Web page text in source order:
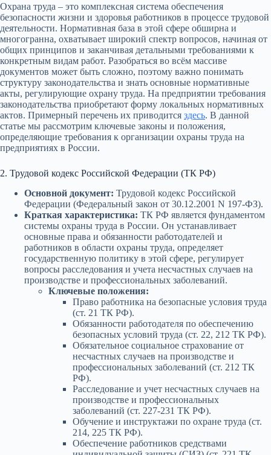
Охрана труда – это комплексная система обеспечения
безопасности жизни и здоровья работников в процессе трудовой
деятельности. Нормативная база в этой сфере обширна и
многогранна, охватывает широкий спектр вопросов, начиная от
общих принципов и заканчивая детальными требованиями к
конкретным видам работ. Разобраться во всём массиве
документов может быть сложно, поэтому важно понимать
структуру законодательства и знать основные нормативные
акты, регулирующие охрану труда. На предприятии требования
законодательства приобретают форму локальных нормативных
актов. Примерный перечень их приводится здесь. В данной
статье мы рассмотрим ключевые законы и положения,
определяющие требования к организации охраны труда на
предприятиях в России.
2. Трудовой кодекс Российской Федерации (ТК РФ)
Основной документ: Трудовой кодекс Российской
Федерации (Федеральный закон от 30.12.2001 N 197-ФЗ).
Краткая характеристика: ТК РФ является фундаментом
системы охраны труда в России. Он устанавливает
основные права и обязанности работодателей и
работников в области охраны труда, определяет
государственную политику в этой сфере, регулирует
вопросы расследования и учета несчастных случаев на
производстве и профессиональных заболеваний.
Ключевые положения:
Право работника на безопасные условия труда
(ст. 21 ТК РФ).
Обязанности работодателя по обеспечению
безопасных условий труда (ст. 22, 212 ТК РФ).
Обязательное социальное страхование от
несчастных случаев на производстве и
профессиональных заболеваний (ст. 212 ТК
РФ).
Расследование и учет несчастных случаев на
производстве и профессиональных
заболеваний (ст. 227-231 ТК РФ).
Обучение и инструктажи по охране труда (ст.
214, 225 ТК РФ).
Обеспечение работников средствами